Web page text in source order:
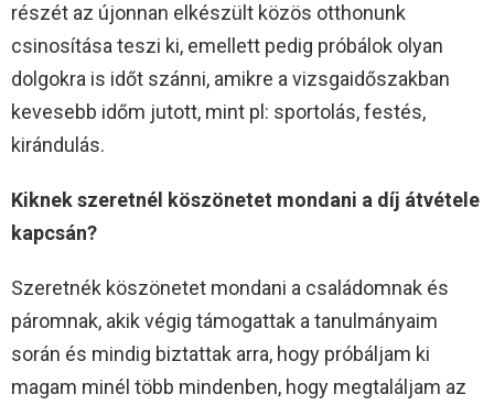
részét az újonnan elkészült közös otthonunk
csinosítása teszi ki, emellett pedig próbálok olyan
dolgokra is időt szánni, amikre a vizsgaidőszakban
kevesebb időm jutott, mint pl: sportolás, festés,
kirándulás.
Kiknek szeretnél köszönetet mondani a díj átvétele
kapcsán?
Szeretnék köszönetet mondani a családomnak és
páromnak, akik végig támogattak a tanulmányaim
során és mindig biztattak arra, hogy próbáljam ki
magam minél több mindenben, hogy megtaláljam az